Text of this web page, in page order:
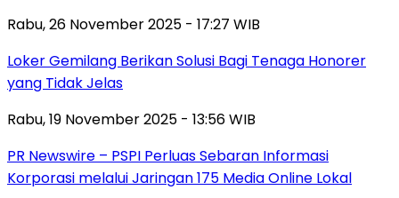
Rabu, 26 November 2025 - 17:27 WIB
Loker Gemilang Berikan Solusi Bagi Tenaga Honorer
yang Tidak Jelas
Rabu, 19 November 2025 - 13:56 WIB
PR Newswire – PSPI Perluas Sebaran Informasi
Korporasi melalui Jaringan 175 Media Online Lokal